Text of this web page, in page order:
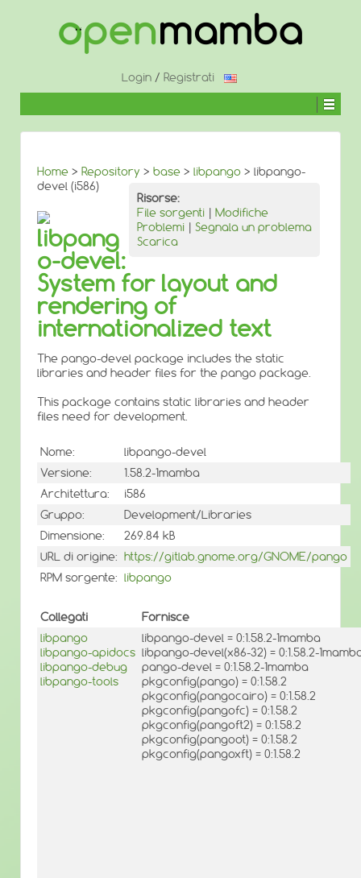
CONTENUTO
Login / Registrati
Home > Repository > base > libpango > libpango-
devel (i586)
Risorse:
File sorgenti | Modifiche
Problemi | Segnala un problema
Scarica
libpang
o-devel:
System for layout and
rendering of
internationalized text
The pango-devel package includes the static
libraries and header files for the pango package.
This package contains static libraries and header
files need for development.
Nome:
libpango-devel
Versione:
1.58.2-1mamba
Architettura:
i586
Gruppo:
Development/Libraries
Dimensione:
269.84 kB
URL di origine: https://gitlab.gnome.org/GNOME/pango
RPM sorgente: libpango
Collegati
Fornisce
libpango
libpango-apidocs
libpango-debug
libpango-tools
libpango-devel = 0:1.58.2-1mamba
libpango-devel(x86-32) = 0:1.58.2-
pango-devel = 0:1.58.2-1mamba
pkgconfig(pango) = 0:1.58.2
pkgconfig(pangocairo) = 0:1.58.2
pkgconfig(pangofc) = 0:1.58.2
pkgconfig(pangoft2) = 0:1.58.2
pkgconfig(pangoot) = 0:1.58.2
pkgconfig(pangoxft) = 0:1.58.2